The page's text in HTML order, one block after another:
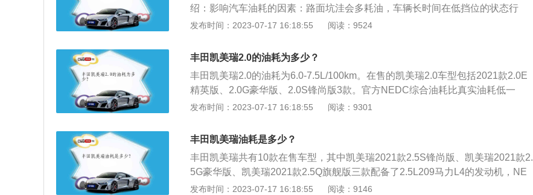
绍：影响汽车油耗的因素：路面坑洼会多耗油，车辆长时间在低挡位的状态行
驶，必然增加油耗、行李舱放置东西过重，使得油耗增多、错误驾驶，多耗2至3
耗的影响也很大，如点火时间不准确、高压线漏电、火花塞积碳造成点火弱等都
会使发动机燃烧效率降低、油耗增加。节省油耗技巧：车辆在起步过程中，应以
低档起步，轻轻地踩下油门，缓缓提速。不要一下子猛踩油门，猛踩油门会成倍
增加油耗。轻踩油门的起步方式既可以使发动机的升温时间缩短，还可以有效提
升燃油利用率，从而达到省油的效果。
发布时间：2023-07-17 16:18:55 阅读：9524
丰田凯美瑞2.0的油耗为多少？
丰田凯美瑞2.0的油耗为6.0-7.5L/100km。在售的凯美瑞2.0车型包括2021款2.0E
精英版、2.0G豪华版、2.0S锋尚版3款。官方NEDC综合油耗比真实油耗低一
点，为5.5-5.8L/100km。同级别车型中，雅阁NEDC综合油耗4.2-6.5L/100km，
迈腾NEDC综合油耗5.8-6.6L/100km，宝马3系NEDC综合油耗6.1-6.9L/100km。
汽车油耗的高低与五大因素直接相关，即驾驶习惯、汽车本身、道路状态、自然
风、环境温度。具体如下：驾驶习惯：驾驶粗暴，比如急加油、经常超车、遇红
灯不提前松油门，耗油增加。汽车本身：排量大的车比排量小的车油耗大，因为
排量大功率一般就大，需要更多的汽油燃烧做功。汽车自重大的车油耗会高，因
发布时间：2023-07-17 16:18:55 阅读：9301
丰田凯美瑞油耗是多少？
丰田凯美瑞共有10款在售车型，其中凯美瑞2021款2.5S锋尚版、凯美瑞2021款2.
5G豪华版、凯美瑞2021款2.5Q旗舰版三款配备了2.5L209马力L4的发动机，NE
DC综合油耗6L；凯美瑞2021款双擎2.5HQ旗舰版、2.5HGVP领先版、2.5HS锋
发布时间：2023-07-17 16:18:55 阅读：9146